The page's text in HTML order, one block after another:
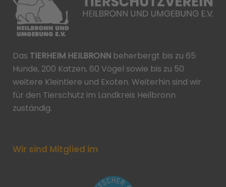
Das TIERHEIM HEILBRONN beherbergt bis zu 65
Hunde, 200 Katzen, 60 Vögel sowie bis zu 50
weitere Kleintiere und Exoten. Weiterhin sind wir
für den Tierschutz im Landkreis Heilbronn
zuständig.
Wir sind Mitglied im